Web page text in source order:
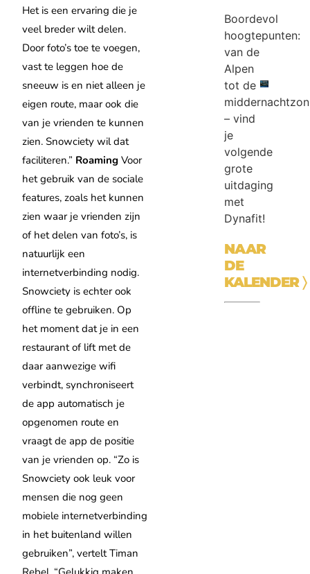
Het is een ervaring die je
veel breder wilt delen.
Door foto’s toe te voegen,
vast te leggen hoe de
sneeuw is en niet alleen je
eigen route, maar ook die
van je vrienden te kunnen
zien. Snowciety wil dat
faciliteren.” Roaming Voor
het gebruik van de sociale
features, zoals het kunnen
zien waar je vrienden zijn
of het delen van foto’s, is
natuurlijk een
internetverbinding nodig.
Snowciety is echter ook
offline te gebruiken. Op
het moment dat je in een
restaurant of lift met de
daar aanwezige wifi
verbindt, synchroniseert
de app automatisch je
opgenomen route en
vraagt de app de positie
van je vrienden op. “Zo is
Snowciety ook leuk voor
mensen die nog geen
mobiele internetverbinding
in het buitenland willen
gebruiken”, vertelt Timan
Boordevol
hoogtepunten:
van de
Alpen
tot de
middernachtzon
– vind
je
volgende
grote
uitdaging
met
Dynafit!
NAAR
DE
KALENDER〉